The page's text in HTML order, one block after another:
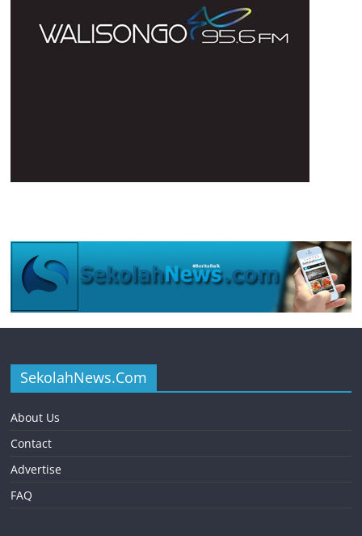
SekolahNews.Com
About Us
Contact
Advertise
FAQ